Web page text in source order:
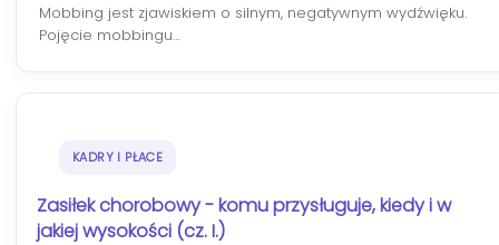
Mobbing jest zjawiskiem o silnym, negatywnym wydźwięku.
Pojęcie mobbingu…
KADRY I PŁACE
Zasiłek chorobowy - komu przysługuje, kiedy i w
jakiej wysokości (cz. I.)